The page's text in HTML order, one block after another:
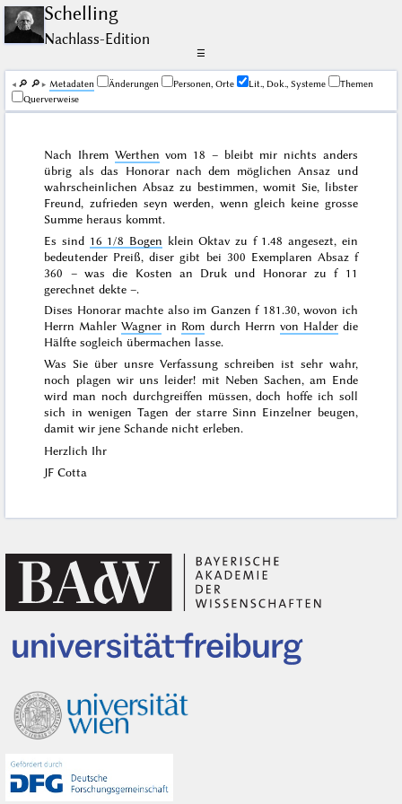
Schelling
Nachlass-Edition
☰
🔎︎ 🔎︎ Me­ta­da­ten Änderungen Personen, Orte Lit., Dok., Systeme
Themen
Querverweise
Nach Ihrem Werthen vom 18 – bleibt mir nichts anders
übrig als das Honorar nach dem möglichen Ansaz und
wahrscheinlichen Absaz zu bestimmen, womit Sie, libster
Freund, zufrieden seyn werden, wenn gleich keine grosse
Summe heraus kommt.
Es sind 16 1/8 Bogen klein Oktav zu f 1.48 angesezt, ein
bedeutender Preiß, diser gibt bei 300 Exemplaren Absaz f
360 – was die Kosten an Druk und Honorar zu f 11
gerechnet dekte –.
Dises Honorar machte also im Ganzen f 181.30, wovon ich
Herrn MahlerWagner in Rom durch Herrn von Halderdie
Hälfte sogleich übermachen lasse.
Was Sie über unsre Verfassung schreiben ist sehr wahr,
noch plagen wir uns leider! mit Neben Sachen, am Ende
wird man noch durchgreiffen müssen, doch hoffe ich soll
sich in wenigen Tagen der starre Sinn Einzelner beugen,
damit wir jene Schande nicht erleben.
Herzlich Ihr
JF Cotta